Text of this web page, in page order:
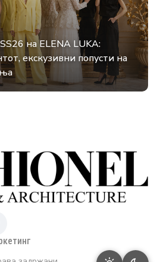
на ELENA LUKA:
екскузивни попусти на